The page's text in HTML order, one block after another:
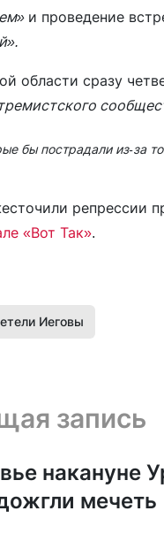
и проведение
области сразу
бы пострадали из-за
репрессии
«Вот Так».
Иеговы
и следующая запись
запись
накануне
мечеть